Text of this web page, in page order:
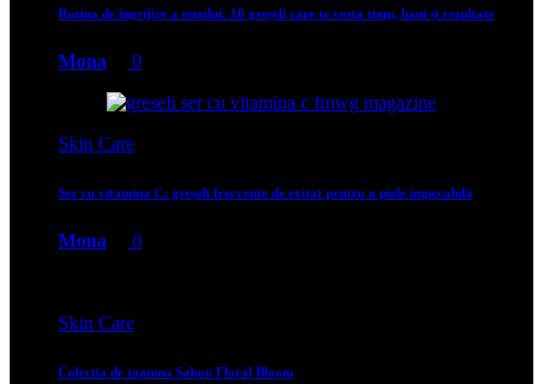
Rutina de îngrijire a tenului: 10 greșeli care te costa timp, bani și rezultate
Mona 0
Skin Care
Ser cu vitamina C: greșeli frecvente de evitat pentru o piele impecabilă
Mona 0
Skin Care
Colectia de toamna Sabon Floral Bloom